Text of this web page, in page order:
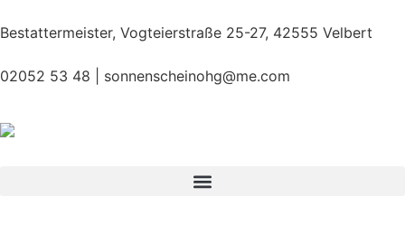
Bestattermeister, Vogteierstraße 25-27, 42555 Velbert
02052 53 48 | sonnenscheinohg@me.com